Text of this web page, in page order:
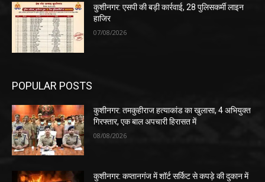
कुशीनगर: एसपी की बड़ी कार्रवाई, 28 पुलिसकर्मी लाइन
हाजिर
07/08/2026
POPULAR POSTS
कुशीनगर: तमकुहीराज हत्याकांड का खुलासा, 4 अभियुक्त
गिरफ्तार, एक बाल अपचारी हिरासत में
08/08/2026
कुशीनगर: कप्तानगंज में शॉर्ट सर्किट से कपड़े की दुकान में